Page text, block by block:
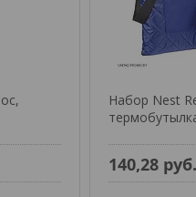
Набор Nest
140,28 руб.